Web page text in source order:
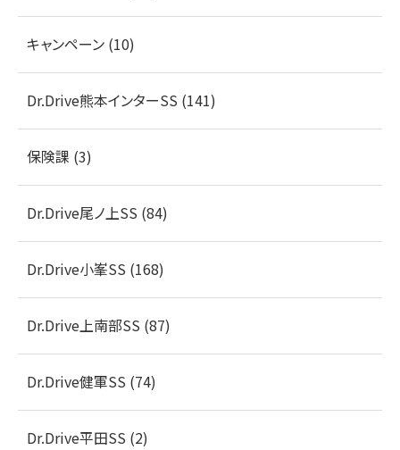
キャンペーン (10)
Dr.Drive熊本インターSS (141)
保険課 (3)
Dr.Drive尾ノ上SS (84)
Dr.Drive小峯SS (168)
Dr.Drive上南部SS (87)
Dr.Drive健軍SS (74)
Dr.Drive平田SS (2)